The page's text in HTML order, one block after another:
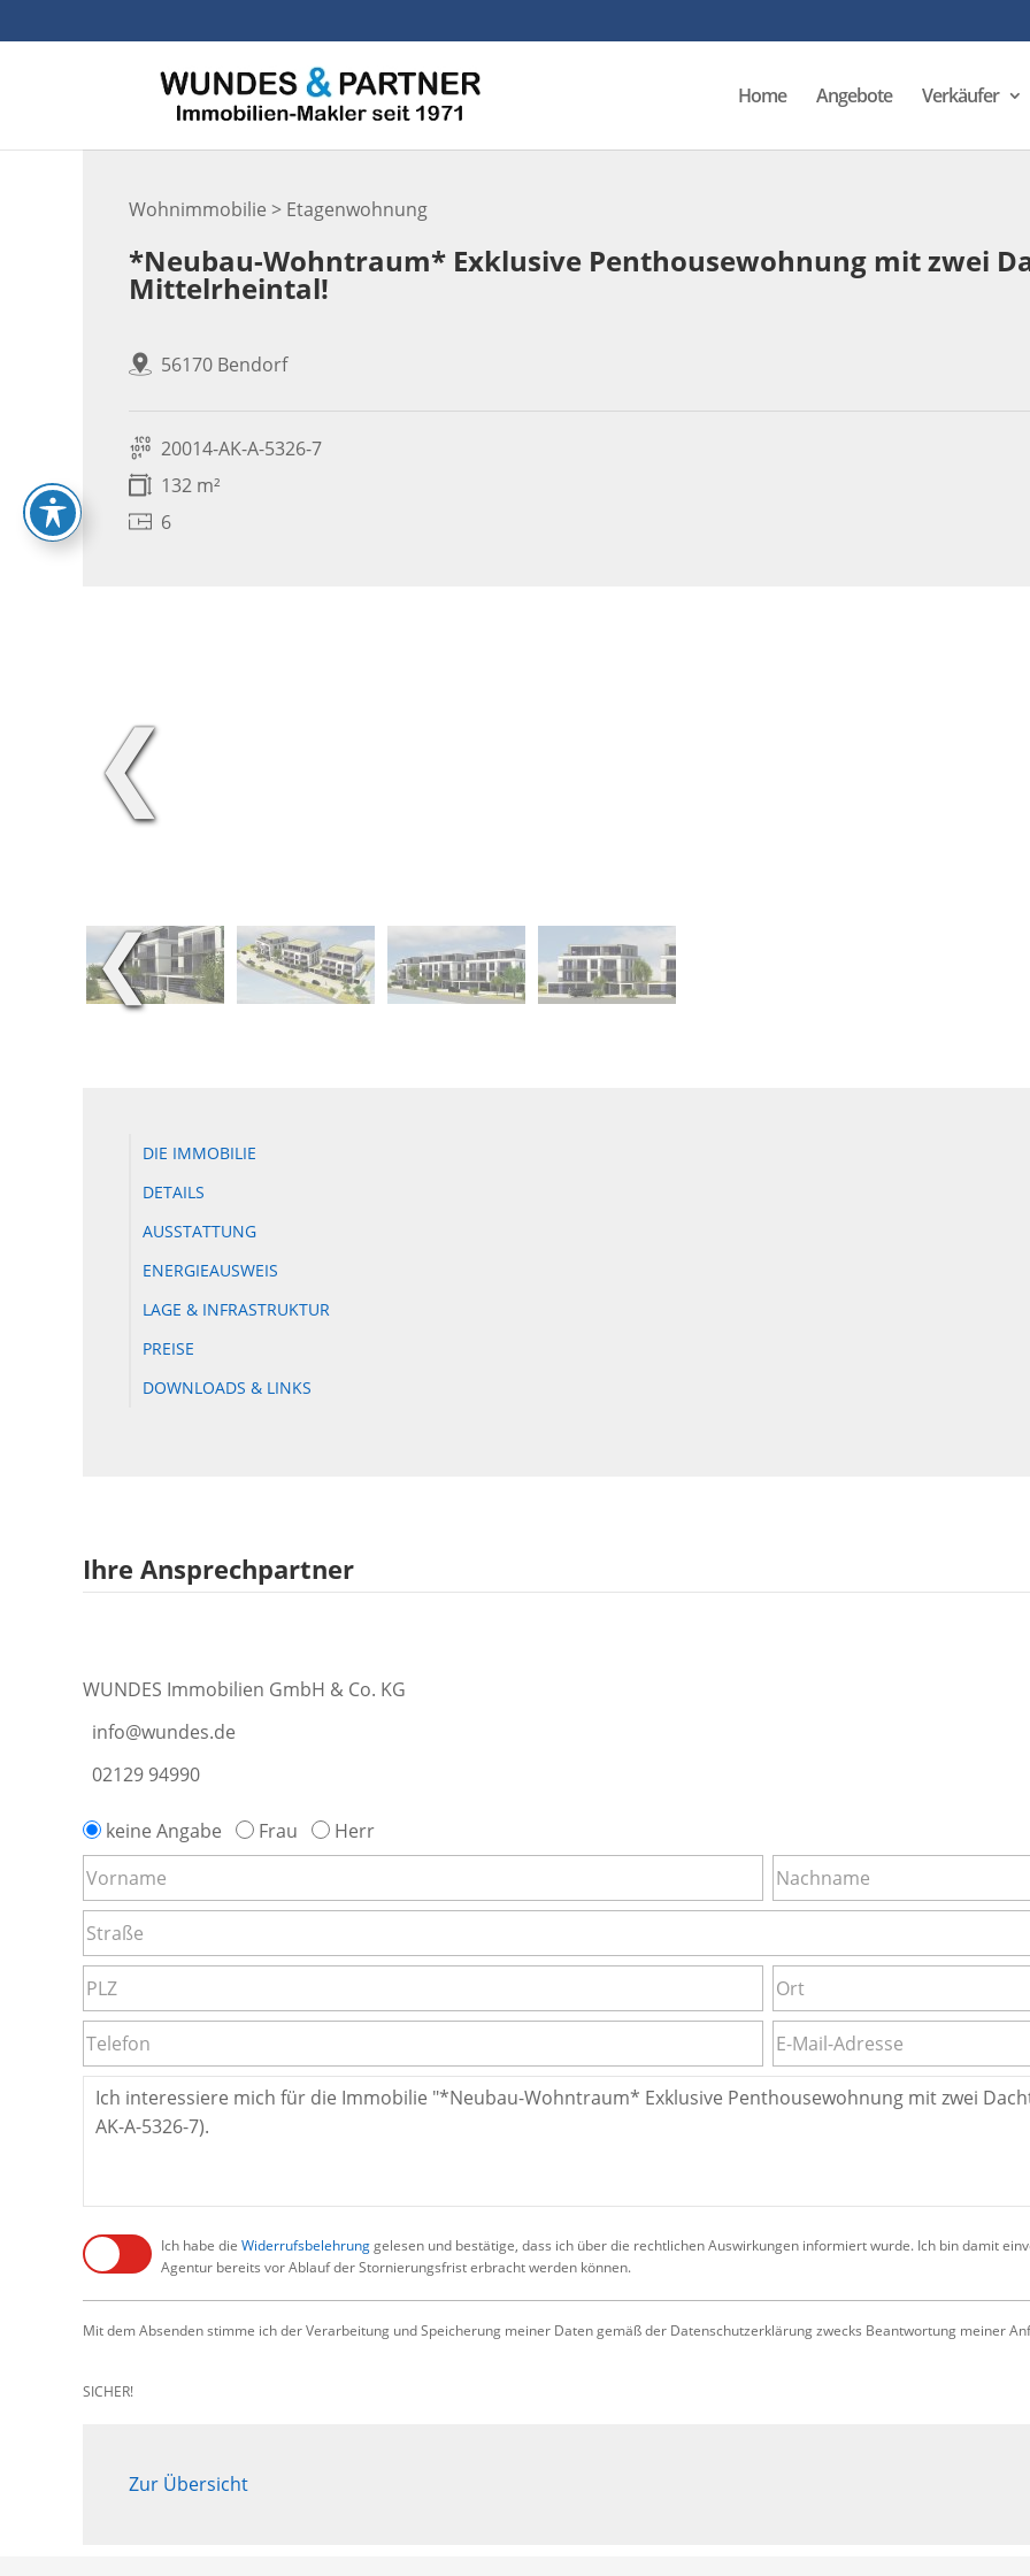
Home Angebote Verkäufer
Wohnimmobilie > Etagenwohnung
*Neubau-Wohntraum* Exklusive Penthousewohnung mit zwei
Mittelrheintal!
56170 Bendorf
20014-AK-A-5326-7
132 m²
6
❮
❮
DIE IMMOBILIE
DETAILS
AUSSTATTUNG
ENERGIEAUSWEIS
LAGE & INFRASTRUKTUR
PREISE
DOWNLOADS & LINKS
Ihre Ansprechpartner
WUNDES Immobilien GmbH & Co. KG
info@wundes.de
02129 94990
keine Angabe Frau Herr
Ich habe die Widerrufsbelehrunggelesen und bestätige, dass ich über die rechtlichen Auswirkungen informiert wurde. Ich bin damit
Agentur bereits vor Ablauf der Stornierungsfrist erbracht werden können.
Mit dem Absenden stimme ich der Verarbeitung und Speicherung meiner Daten gemäß der Datenschutzerklärung zwecks Beantwortung meiner
SICHER!
Zur Übersicht